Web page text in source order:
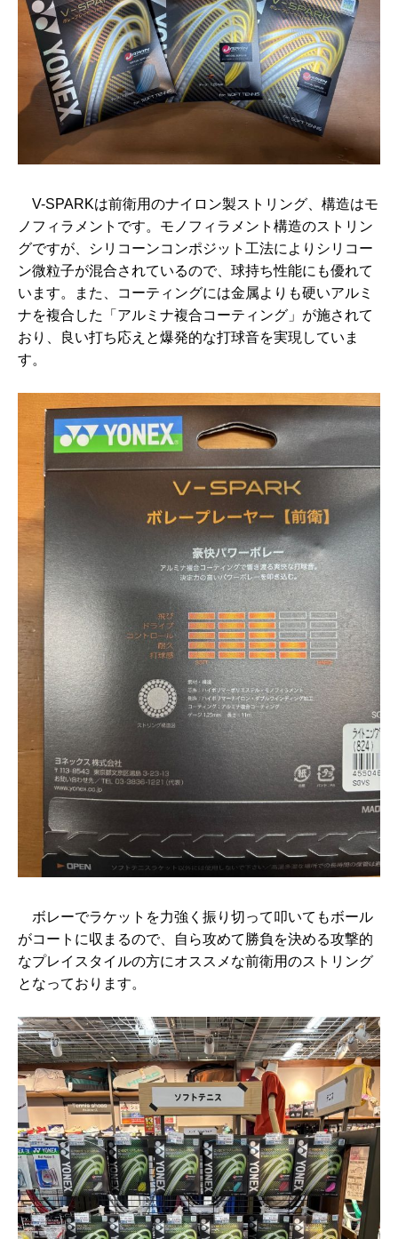
V-SPARKは前衛用のナイロン製ストリング、構造はモ
ノフィラメントです。モノフィラメント構造のストリン
グですが、シリコーンコンポジット工法によりシリコー
ン微粒子が混合されているので、球持ち性能にも優れて
います。また、コーティングには金属よりも硬いアルミ
ナを複合した「アルミナ複合コーティング」が施されて
おり、良い打ち応えと爆発的な打球音を実現していま
す。
ボレーでラケットを力強く振り切って叩いてもボール
がコートに収まるので、自ら攻めて勝負を決める攻撃的
なプレイスタイルの方にオススメな前衛用のストリング
となっております。